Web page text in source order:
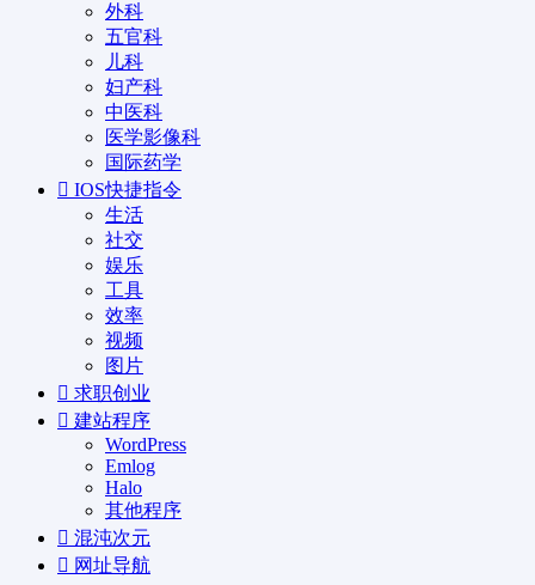
外科
五官科
儿科
妇产科
中医科
医学影像科
国际药学
IOS快捷指令
生活
社交
娱乐
工具
效率
视频
图片
求职创业
建站程序
WordPress
Emlog
Halo
其他程序
混沌次元
网址导航